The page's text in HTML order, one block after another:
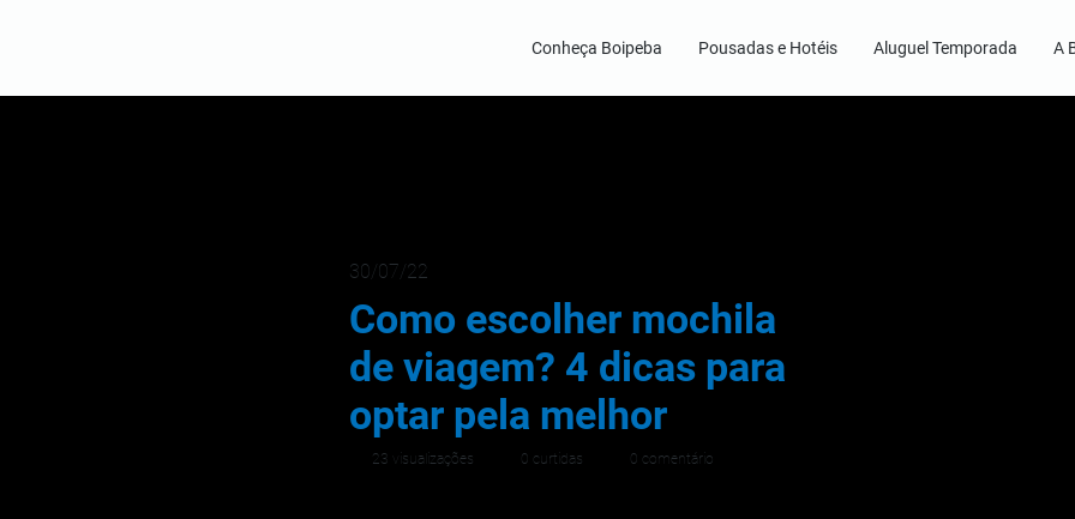
Conheça Boipeba Pousadas e Hotéis Aluguel Temporada A
23 visualizações 0 curtidas 0 comentário
Como escolher mochila
de viagem? 4 dicas para
optar pela melhor
30/07/22